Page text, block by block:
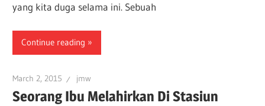
yang kita duga selama ini. Sebuah
Continue reading
March 2, 2015 jmw
Seorang Ibu Melahirkan Di Stasiun